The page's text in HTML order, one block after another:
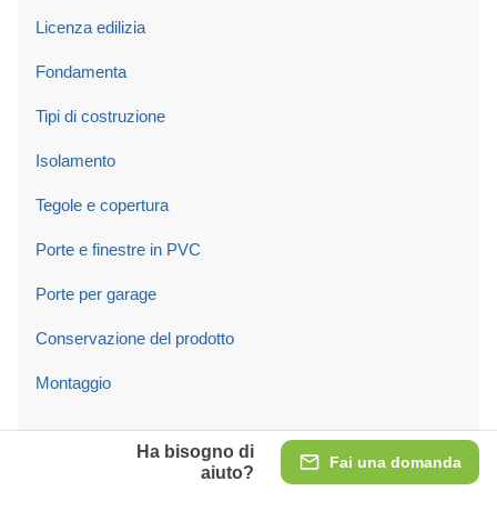
Fai una domanda
Ha bisogno di
aiuto?
Licenza edilizia
Fondamenta
Tipi di costruzione
Isolamento
Tegole e copertura
Porte e finestre in PVC
Porte per garage
Conservazione del prodotto
Montaggio